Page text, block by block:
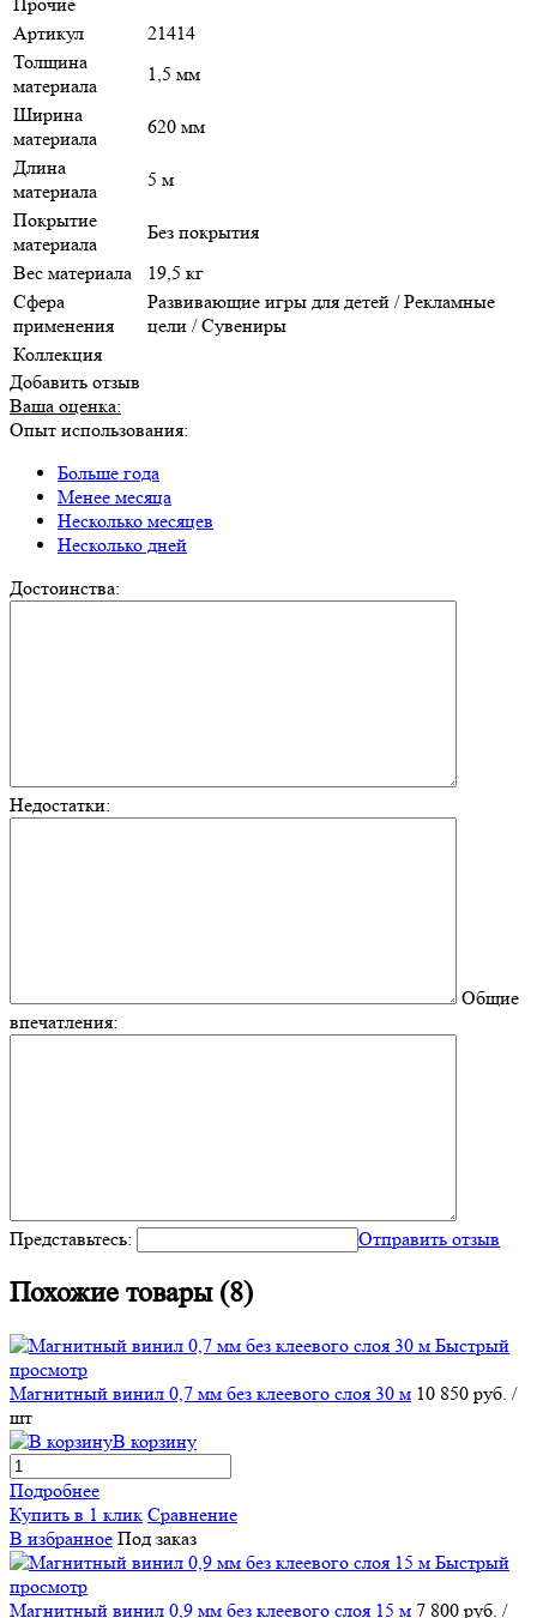
Прочие
Артикул
21414
Толщина
материала
1,5 мм
Ширина
материала
620 мм
Длина
материала
5 м
Покрытие
материала
Без покрытия
Вес материала
19,5 кг
Сфера
применения
Развивающие игры для детей / Рекламные
цели / Сувениры
Коллекция
Добавить отзыв
Ваша оценка:
Опыт использования:
Больше года
Менее месяца
Несколько месяцев
Несколько дней
Достоинства:
Недостатки:
Общие
впечатления:
Представьтесь: Отправить отзыв
Похожие товары (8)
Быстрый
просмотр
Магнитный винил 0,7 мм без клеевого слоя 30 м 10 850 руб. /
шт
В корзину
Подробнее
Купить в 1 клик Сравнение
В избранное Под заказ
Быстрый
просмотр
Магнитный винил 0,9 мм без клеевого слоя 15 м 7 800 руб. /